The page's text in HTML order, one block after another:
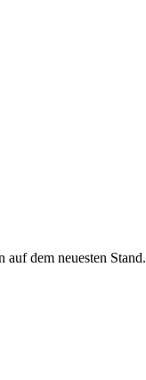
dem neuesten Stand.